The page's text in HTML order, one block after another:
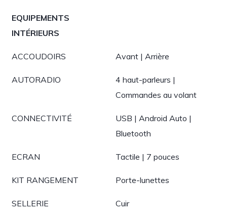
EQUIPEMENTS
INTÉRIEURS
ACCOUDOIRS Avant | Arrière
AUTORADIO
4 haut-parleurs |
Commandes au volant
CONNECTIVITÉ
USB | Android Auto |
Bluetooth
ECRAN Tactile | 7 pouces
KIT RANGEMENT Porte-lunettes
SELLERIE Cuir